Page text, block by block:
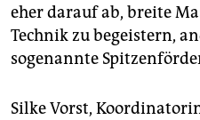
eher darauf ab, breite
Technik zu begeistern,
sogenannte
Silke Vorst,